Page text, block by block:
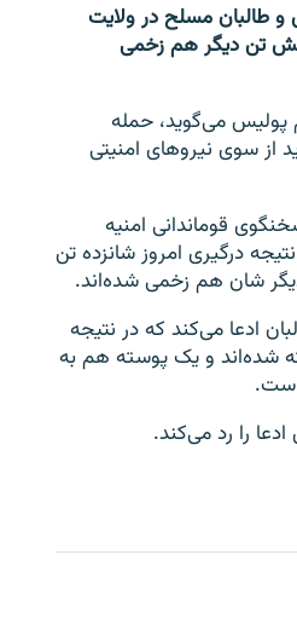
اروپای آزاد
و طالبان مسلح در ولایت
تن دیگر هم زخمی
می‌گوید، حمله
از سوی نیروهای امنیتی
قوماندانی امنیه
درگیری امروز شانزده تن
ادعا می‌کند که در نتیجه
شده‌اند و یک پوسته هم به
را رد می‌کند.